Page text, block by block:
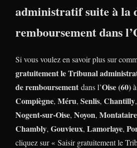
administratif suite à la
remboursement dans
Si vous voulez en savoir plus sur
gratuitement le Tribunal
de remboursement dans l’Oise (60)à
Compiègne, Méru, Senlis, Chantilly,
Nogent-sur-Oise, Noyon, Montataire
Chambly, Gouvieux, Lamorlaye,
cliquez sur « Saisir gratuitement le